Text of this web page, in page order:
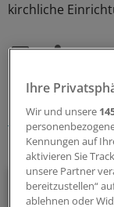
kirchliche
Schlagworte:
Berufspolitik
Ihr
Politik &
Ihre
Wir und unsere
Kennungen auf
aktivieren Sie
unsere Partner
bereitzustellen“
ablehnen oder